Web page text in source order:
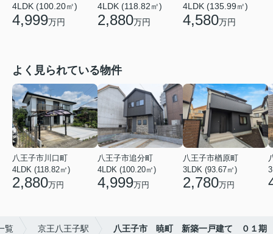
4LDK (100.20㎡)
4,999万円
4LDK (118.82㎡)
2,880万円
4LDK (135.99㎡)
4,580万円
よく見られている物件
八王子市川口町
4LDK (118.82㎡)
2,880万円
八王子市追分町
4LDK (100.20㎡)
4,999万円
八王子市楢原町
3LDK (93.67㎡)
2,780万円
覧 京王八王子駅 八王子市 暁町 新築一戸建て ０１期